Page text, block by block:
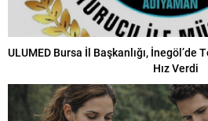
ULUMED Bursa İl Başkanlığı, İnegöl’de
Hız Verdi